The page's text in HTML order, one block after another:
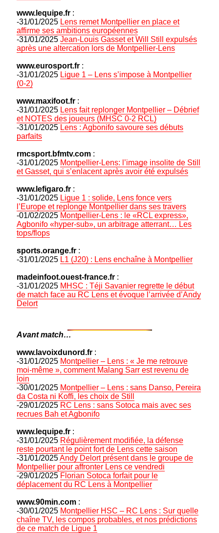
www.lequipe.fr :
-31/01/2025 Lens remet Montpellier en place et
affirme ses ambitions européennes
-31/01/2025Jean-Louis Gasset et Will Still expulsés
après une altercation lors de Montpellier-Lens
www.eurosport.fr :
-31/01/2025 Ligue 1 – Lens s’impose à Montpellier
(0-2)
www.maxifoot.fr :
-31/01/2025 Lens fait replonger Montpellier – Débrief
et NOTES des joueurs (MHSC 0-2 RCL)
-31/01/2025 Lens : Agbonifo savoure ses débuts
parfaits
rmcsport.bfmtv.com :
-31/01/2025 Montpellier-Lens: l’image insolite de Still
et Gasset, qui s’enlacent après avoir été expulsés
www.lefigaro.fr :
-31/01/2025 Ligue 1 : solide, Lens fonce vers
l’Europe et replonge Montpellier dans ses travers
-01/02/2025 Montpellier-Lens : le «RCL express»,
Agbonifo «hyper-sub», un arbitrage atterrant… Les
tops/flops
sports.orange.fr :
-31/01/2025 L1 (J20) : Lens enchaîne à Montpellier
madeinfoot.ouest-france.fr :
-31/01/2025 MHSC : Téji Savanier regrette le début
de match face au RC Lens et évoque l’arrivée d’Andy
Delort
Avant match…
www.lavoixdunord.fr :
-31/01/2025 Montpellier – Lens : « Je me retrouve
moi-même », comment Malang Sarr est revenu de
loin
-30/01/2025 Montpellier – Lens : sans Danso, Pereira
da Costa ni Koffi, les choix de Still
-29/01/2025 RC Lens : sans Sotoca mais avec ses
recrues Bah et Agbonifo
www.lequipe.fr :
-31/01/2025 Régulièrement modifiée, la défense
reste pourtant le point fort de Lens cette saison
-31/01/2025Andy Delort présent dans le groupe de
Montpellier pour affronter Lens ce vendredi
-29/01/2025 Florian Sotoca forfait pour le
déplacement du RC Lens à Montpellier
www.90min.com :
-30/01/2025 Montpellier HSC – RC Lens : Sur quelle
chaîne TV, les compos probables, et nos prédictions
de ce match de Ligue 1